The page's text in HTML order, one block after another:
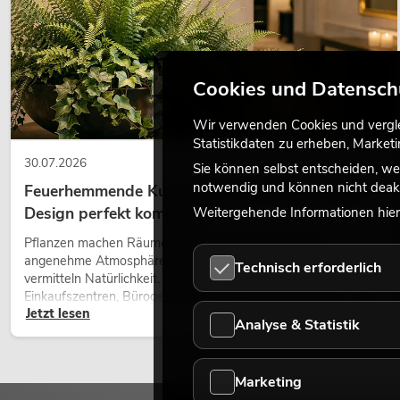
30.07.2026
Feuerhemmende Kunstpflanzen: Sicherheit und
Design perfekt kombiniert
Pflanzen machen Räume lebendig. Sie schaffen eine
angenehme Atmosphäre, verbessern das Ambiente und
vermitteln Natürlichkeit. Ob in Hotels, Restaurants,
Einkaufszentren, Bürogebäuden oder auf Messeständen: eine
hochwertige Begrünung gehört heute längst zum modernen
Raumkonzept.
Jetzt lesen
Cookies und
Wir verwenden Cookies und
Statistikdaten zu erheben,
Sie können selbst entscheiden,
notwendig und können nicht
Weitergehende Informationen
Technisch erforderlich
Analyse & Statistik
Marketing